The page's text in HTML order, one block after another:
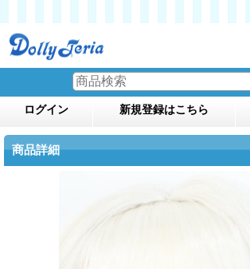
ログイン 新規登録はこちら
商品詳細